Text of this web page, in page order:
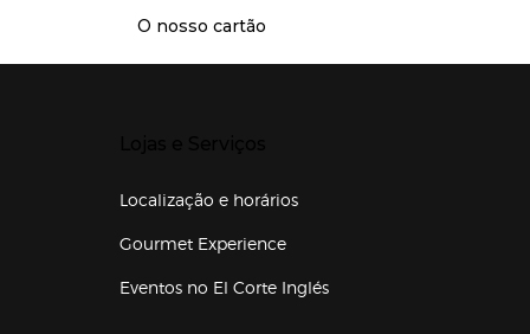
O nosso cartão
Localização e horários
Gourmet Experience
Eventos no El Corte Inglés